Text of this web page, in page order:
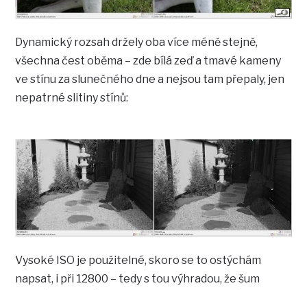
Dynamický rozsah držely oba více méně stejně,
všechna čest oběma – zde bílá zeď a tmavé kameny
ve stínu za slunečného dne a nejsou tam přepaly, jen
nepatrné slitiny stínů:
Vysoké ISO je použitelné, skoro se to ostýchám
napsat, i při 12800 – tedy s tou výhradou, že šum